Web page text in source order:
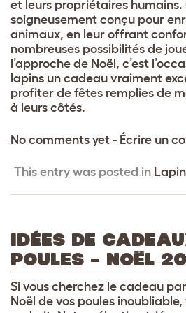
et leurs propriétaires
soigneusement conçu pour
animaux, en leur offrant
nombreuses possibilités de
l’approche de Noël, c’est
lapins un cadeau vraiment
profiter de fêtes remplies de
à leurs côtés.
No comments yet - Écrire un
This entry was posted in
IDÉES DE
POULES – NOËL
Si vous cherchez le cadeau
Noël de vos poules